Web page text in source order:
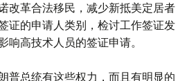
改革合法移民，减少新抵美定居者
证的申请人类别，检讨工作签证发
响高技术人员的签证申请。
总统有这些权力，而且有明显的